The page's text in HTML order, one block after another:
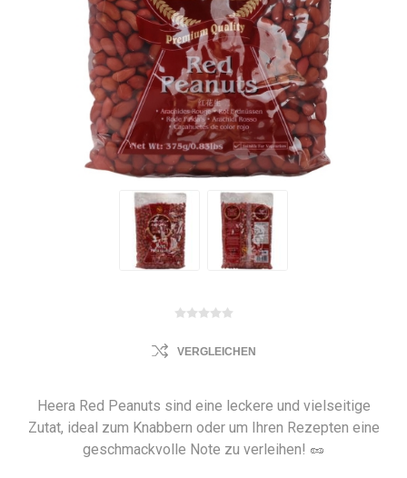
VERGLEICHEN
Heera Red Peanuts sind eine leckere und vielseitige
Zutat, ideal zum Knabbern oder um Ihren Rezepten eine
geschmackvolle Note zu verleihen! 🥜